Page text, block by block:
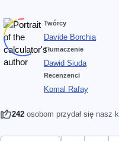
Twórcy
Davide Borchia
Tłumaczenie
Dawid Siuda
Recenzenci
Komal Rafay
242 osobom przydał się nasz